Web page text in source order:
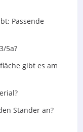
Passende
5a?
gibt es am
Stander an?